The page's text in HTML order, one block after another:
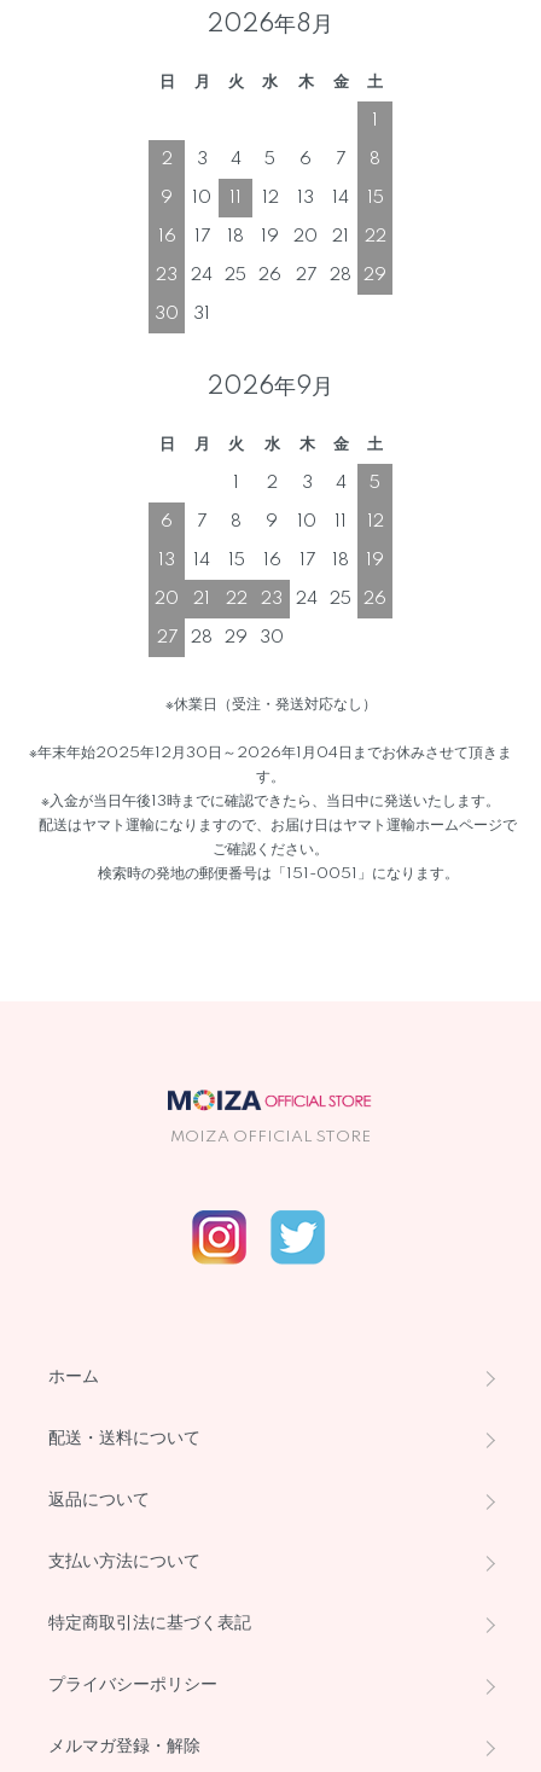
2026年8月
日 月 火 水 木 金 土
2 3 4 5 6 7 8
9 10 12 13 14 15
16 17 18 19 20 21 22
23 24 25 26 27 28 29
30 31
2026年9月
日 月 火 水 木 金 土
2 3 4 5
6 7 8 9 10 12
13 14 15 16 17 18 19
20 21 22 23 24 25 26
27 28 29 30
※休業日（受注・発送対応なし）
※年末年始2025年12月30日～2026年1月04日までお休みさせて頂きま
す。
※入金が当日午後13時までに確認できたら、当日中に発送いたします。
配送はヤマト運輸になりますので、お届け日はヤマト運輸ホームページで
ご確認ください。
検索時の発地の郵便番号は「151-0051」になります。
MOIZA OFFICIAL STORE
ホーム
配送・送料について
返品について
支払い方法について
特定商取引法に基づく表記
プライバシーポリシー
メルマガ登録・解除